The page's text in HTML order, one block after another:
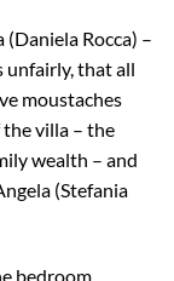
Rocca) –
unfairly, that all
moustaches
the villa – the
wealth – and
(Stefania
bedroom,